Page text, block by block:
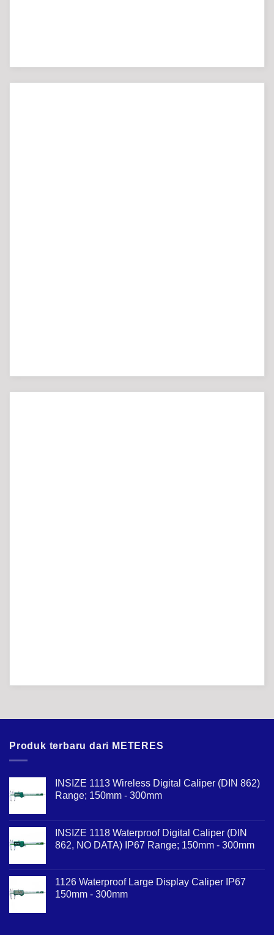
Produk terbaru dari METERES
INSIZE 1113 Wireless Digital Caliper (DIN 862)
Range; 150mm - 300mm
INSIZE 1118 Waterproof Digital Caliper (DIN
862, NO DATA) IP67 Range; 150mm - 300mm
1126 Waterproof Large Display Caliper IP67
150mm - 300mm